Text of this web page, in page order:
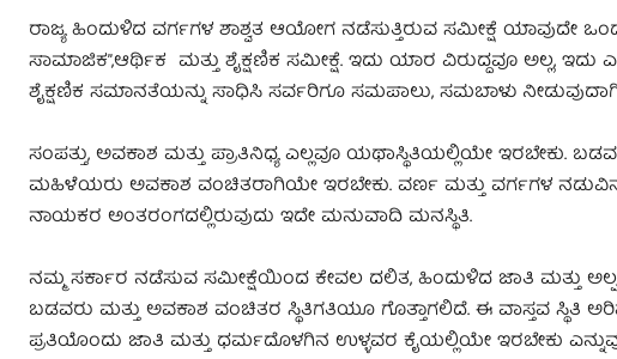
ರಾಜ್ಯ ಹಿಂದುಳಿದ ವರ್ಗಗಳ ಶಾಶ್ವತ ಆಯೋಗ ನಡೆಸುತ್ತಿರುವ ಸಮೀಕ್ಷೆ ಯಾವುದೇ
ಸಾಮಾಜಿಕ”,ಆರ್ಥಿಕ ಮತ್ತು ಶೈಕ್ಷಣಿಕ ಸಮೀಕ್ಷೆ. ಇದು ಯಾರ ವಿರುದ್ದವೂ ಅಲ್ಲ,
ಶೈಕ್ಷಣಿಕ ಸಮಾನತೆಯನ್ನು ಸಾಧಿಸಿ ಸರ್ವರಿಗೂ ಸಮಪಾಲು, ಸಮಬಾಳು
ಸಂಪತ್ತು, ಅವಕಾಶ ಮತ್ತು ಪ್ರಾತಿನಿಧ್ಯ ಎಲ್ಲವೂ ಯಥಾಸ್ಥಿತಿಯಲ್ಲಿಯೇ
ಮಹಿಳೆಯರು ಅವಕಾಶ ವಂಚಿತರಾಗಿಯೇ ಇರಬೇಕು. ವರ್ಣ ಮತ್ತು ವರ್ಗಗಳ
ನಾಯಕರ ಅಂತರಂಗದಲ್ಲಿರುವುದು ಇದೇ ಮನುವಾದಿ ಮನಸ್ಥಿತಿ.
ನಮ್ಮ ಸರ್ಕಾರ ನಡೆಸುವ ಸಮೀಕ್ಷೆಯಿಂದ ಕೇವಲ ದಲಿತ, ಹಿಂದುಳಿದ ಜಾತಿ ಮತ್ತು
ಬಡವರು ಮತ್ತು ಅವಕಾಶ ವಂಚಿತರ ಸ್ಥಿತಿಗತಿಯೂ ಗೊತ್ತಾಗಲಿದೆ. ಈ ವಾಸ್ತವ ಸ್ಥಿತಿ
ಪ್ರತಿಯೊಂದು ಜಾತಿ ಮತ್ತು ಧರ್ಮದೊಳಗಿನ ಉಳ್ಳವರ ಕೈಯಲ್ಲಿಯೇ ಇರಬೇಕು